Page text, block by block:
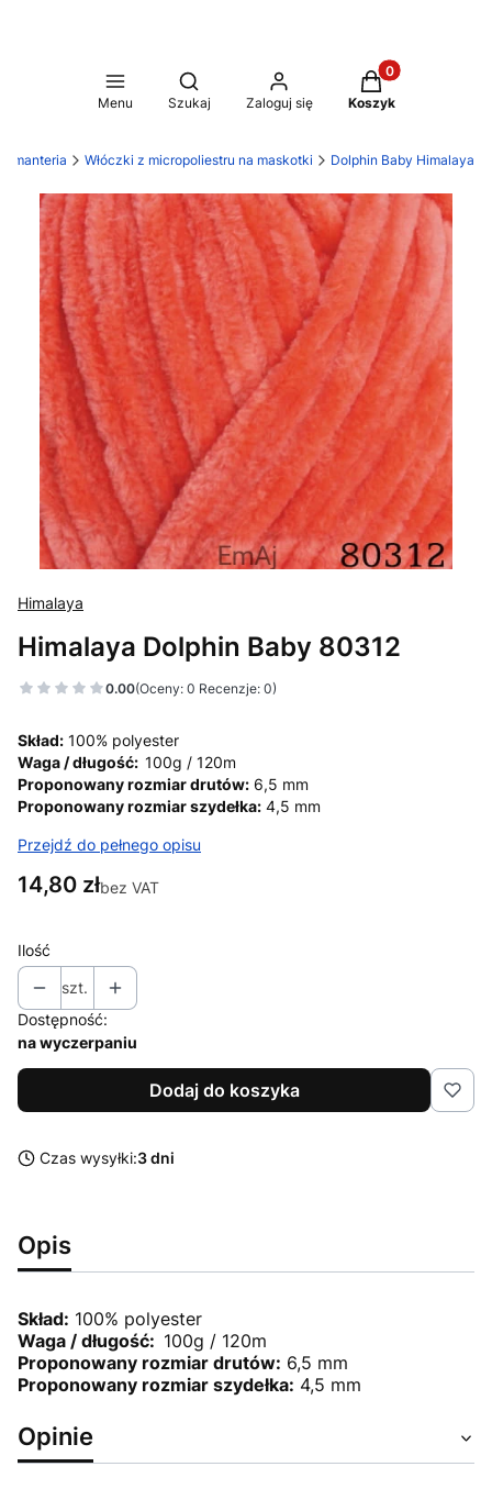
Menu
Otwórz wyszukiwarkę
Szukaj Zaloguj się
Produkty w
Koszyk
Włóczki z micropoliestru na maskotki Dolphin Baby Himalaya
Himalaya
Himalaya Dolphin Baby 80312
0.00(Oceny: 0 Recenzje: 0)
Skład: 100% polyester
Waga / długość: 100g / 120m
Proponowany rozmiar drutów: 6,5 mm
Proponowany rozmiar szydełka: 4,5 mm
Przejdź do pełnego opisu
Cena
14,80 złbez VAT
Ilość
szt.
Dostępność:
na wyczerpaniu
Dodaj do koszyka
Czas wysyłki:3 dni
Opis
Skład: 100% polyester
Waga / długość: 100g / 120m
Proponowany rozmiar drutów: 6,5 mm
Proponowany rozmiar szydełka: 4,5 mm
Opinie